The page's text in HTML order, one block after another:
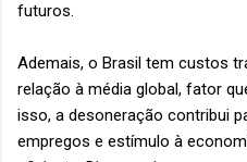
futuros.
Ademais, o Brasil tem custos
relação à média global, fator
isso, a desoneração contribui
empregos e estímulo à